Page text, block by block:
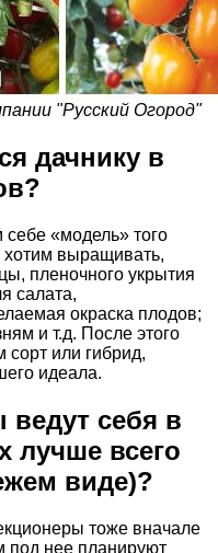
"Русский Огород"
дачнику в
«модель» того
хотим выращивать,
пленочного укрытия
салата,
окраска плодов;
и т.д. После этого
или гибрид,
идеала.
ведут себя в
лучше всего
виде)?
тоже вначале
под нее планируют